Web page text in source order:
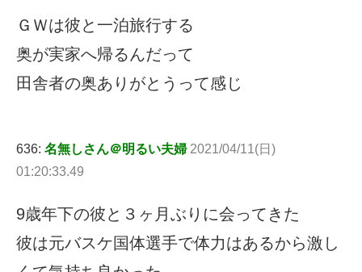
ＧＷは彼と一泊旅行する
奥が実家へ帰るんだって
田舎者の奥ありがとうって感じ
636: 名無しさん＠明るい夫婦 2021/04/11(日)
01:20:33.49
9歳年下の彼と３ヶ月ぶりに会ってきた
彼は元バスケ国体選手で体力はあるから激し